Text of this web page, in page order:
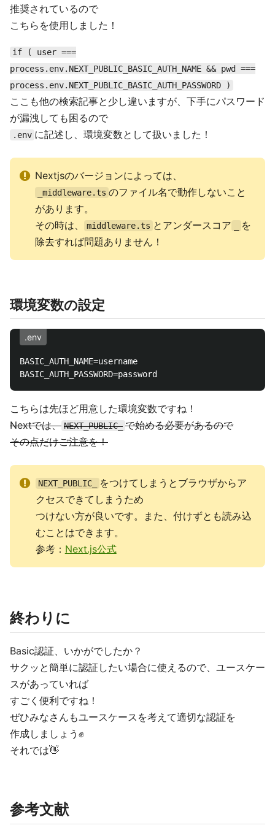
推奨されているので
こちらを使用しました！
if ( user ===
process.env.NEXT_PUBLIC_BASIC_AUTH_NAME && pwd ===
process.env.NEXT_PUBLIC_BASIC_AUTH_PASSWORD )
ここも他の検索記事と少し違いますが、下手にパスワード
が漏洩しても困るので
.env に記述し、環境変数として扱いました！
Nextjsのバージョンによっては、
_middleware.ts のファイル名で動作しないこと
があります。
その時は、
middleware.ts とアンダースコア
を
除去すれば問題ありません！
環境変数の設定
.env
BASIC_AUTH_NAME=username
こちらは先ほど用意した環境変数ですね！
Nextでは、 NEXT_PUBLIC_ で始める必要があるので
その点だけご注意を！
NEXT_PUBLIC_
をつけてしまうとブラウザからア
クセスできてしまうため
つけない方が良いです。また、付けずとも読み込
むことはできます。
参考： Next.js公式
終わりに
Basic認証、いかがでしたか？
サクッと簡単に認証したい場合に使えるので、ユースケー
スがあっていれば
すごく便利ですね！
ぜひみなさんもユースケースを考えて適切な認証を
作成しましょう✊
それでは👋
参考文献